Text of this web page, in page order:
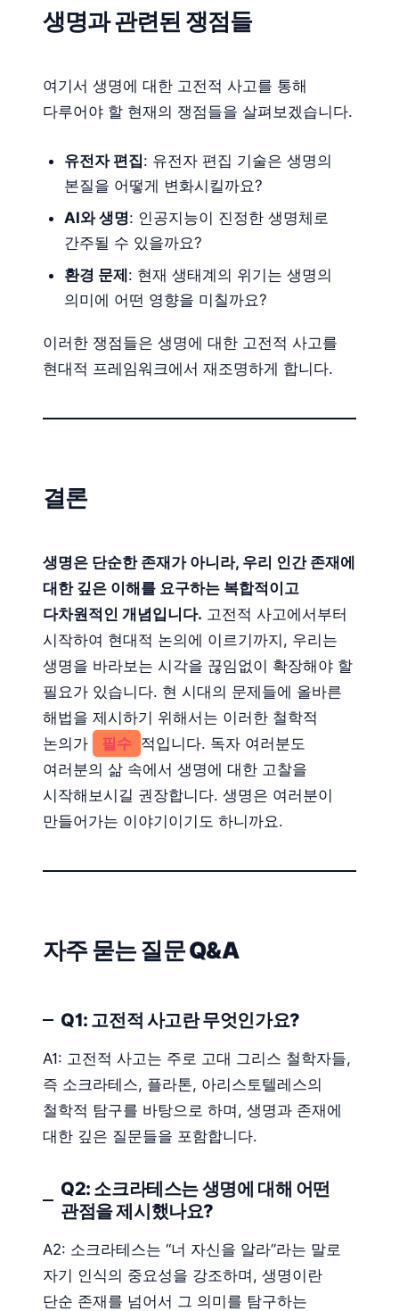
생명과 관련된 쟁점들
여기서 생명에 대한 고전적 사고를 통해
다루어야 할 현재의 쟁점들을 살펴보겠습니다.
유전자 편집: 유전자 편집 기술은 생명의
본질을 어떻게 변화시킬까요?
AI와 생명: 인공지능이 진정한 생명체로
간주될 수 있을까요?
환경 문제: 현재 생태계의 위기는 생명의
의미에 어떤 영향을 미칠까요?
이러한 쟁점들은 생명에 대한 고전적 사고를
현대적 프레임워크에서 재조명하게 합니다.
결론
생명은 단순한 존재가 아니라, 우리 인간 존재에
대한 깊은 이해를 요구하는 복합적이고
다차원적인 개념입니다. 고전적 사고에서부터
시작하여 현대적 논의에 이르기까지, 우리는
생명을 바라보는 시각을 끊임없이 확장해야 할
필요가 있습니다. 현 시대의 문제들에 올바른
해법을 제시하기 위해서는 이러한 철학적
논의가
필수 적입니다. 독자 여러분도
여러분의 삶 속에서 생명에 대한 고찰을
시작해보시길 권장합니다. 생명은 여러분이
만들어가는 이야기이기도 하니까요.
자주 묻는 질문 Q&A
Q1: 고전적 사고란 무엇인가요?
A1: 고전적 사고는 주로 고대 그리스 철학자들,
즉 소크라테스, 플라톤, 아리스토텔레스의
철학적 탐구를 바탕으로 하며, 생명과 존재에
대한 깊은 질문들을 포함합니다.
Q2: 소크라테스는 생명에 대해 어떤
관점을 제시했나요?
A2: 소크라테스는 “너 자신을 알라”라는 말로
자기 인식의 중요성을 강조하며, 생명이란
단순 존재를 넘어서 그 의미를 탐구하는